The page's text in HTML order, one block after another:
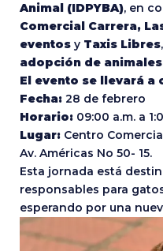
Animal (IDPYBA), en
Comercial Carrera,
eventos y Taxis Libres
adopción de
El evento se llevará a
Fecha: 28 de febrero
Horario: 09:00 a.m. a
Lugar: Centro
Av. Américas No 50- 15.
Esta jornada está
responsables para
esperando por una